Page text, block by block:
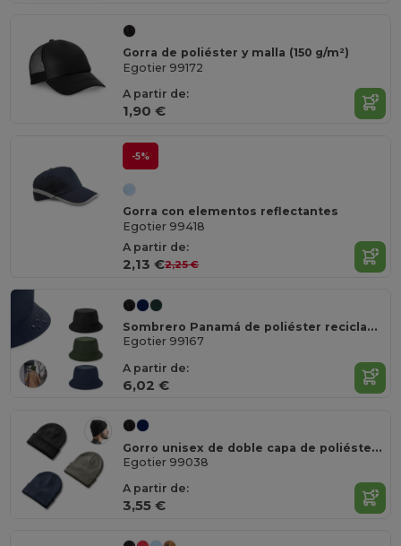
Gorra de poliéster y malla (150 g/m²)
Egotier 99172
A partir de:
1,90 €
-5%
Gorra con elementos reflectantes
Egotier 99418
A partir de:
2,13 €2,25 €
Sombrero Panamá de poliéster reciclado (100 % rPET) para los días más lluviosos
Egotier 99167
A partir de:
6,02 €
Gorro unisex de doble capa de poliéster reciclado (100% rPET)
Egotier 99038
A partir de:
3,55 €